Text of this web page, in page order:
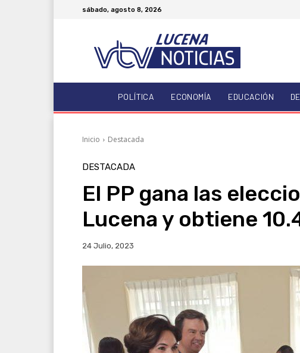
sábado, agosto 8, 2026
POLÍTICA ECONOMÍA EDUCACIÓN
Inicio Destacada
DESTACADA
El PP gana las
Lucena y obtiene
24 Julio, 2023